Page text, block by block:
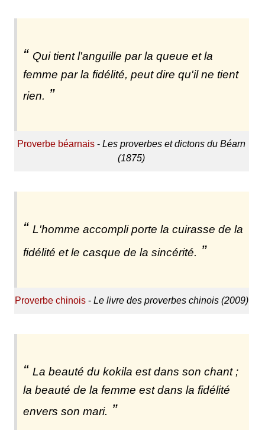
Qui tient l'anguille par la queue et la
femme par la fidélité, peut dire qu'il ne tient
rien.
Proverbe béarnais -Les proverbes et dictons du Béarn
(1875)
L'homme accompli porte la cuirasse de la
fidélité et le casque de la sincérité.
Proverbe chinois- Le livre des proverbes chinois (2009)
La beauté du kokila est dans son chant ;
la beauté de la femme est dans la fidélité
envers son mari.